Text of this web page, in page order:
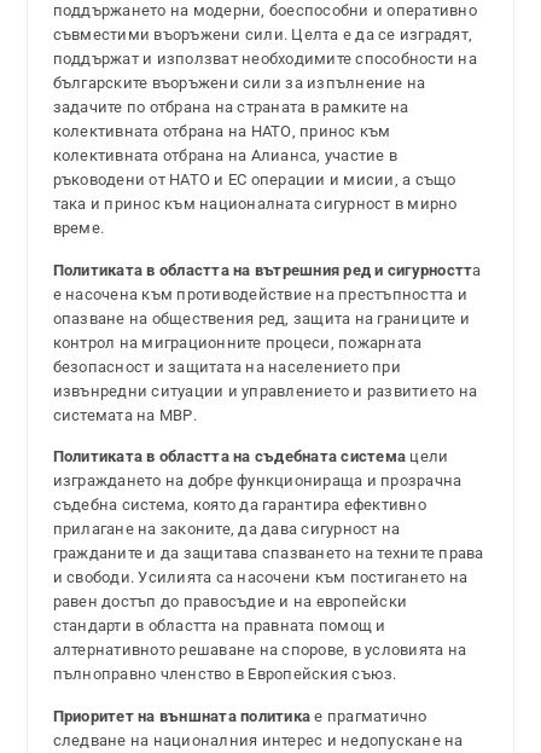
поддържането на модерни, боеспособни и оперативно
съвместими въоръжени сили. Целта е да се изградят,
поддържат и използват необходимите способности на
българските въоръжени сили за изпълнение на
задачите по отбрана на страната в рамките на
колективната отбрана на НАТО, принос към
колективната отбрана на Алианса, участие в
ръководени от НАТО и ЕС операции и мисии, а също
така и принос към националната сигурност в мирно
време.
Политиката в областта на вътрешния ред и сигурността
е насочена към противодействие на престъпността и
опазване на обществения ред, защита на границите и
контрол на миграционните процеси, пожарната
безопасност и защитата на населението при
извънредни ситуации и управлението и развитието на
системата на МВР.
Политиката в областта на съдебната система цели
изграждането на добре функционираща и прозрачна
съдебна система, която да гарантира ефективно
прилагане на законите, да дава сигурност на
гражданите и да защитава спазването на техните права
и свободи. Усилията са насочени към постигането на
равен достъп до правосъдие и на европейски
стандарти в областта на правната помощ и
алтернативното решаване на спорове, в условията на
пълноправно членство в Европейския съюз.
Приоритет на външната политика е прагматично
следване на националния интерес и недопускане на